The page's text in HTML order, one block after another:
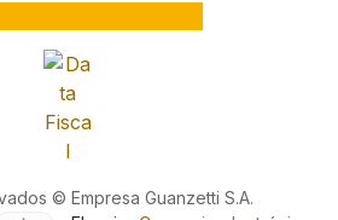
© Empresa Guanzetti S.A.